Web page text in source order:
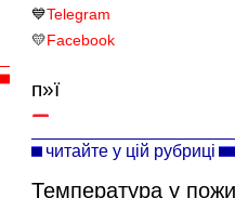
💙Telegram
💛Facebook
п»ї
читайте у цій рубриці
Температура у